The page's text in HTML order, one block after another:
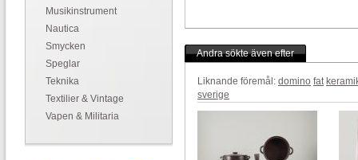
Musikinstrument
Nautica
Smycken
Speglar
Teknika
Textilier & Vintage
Vapen & Militaria
Andra sökte även efter
Liknande föremål: domino fat
sverige